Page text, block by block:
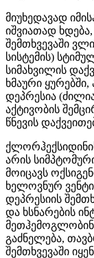
მიუხედავად
იშვიათად
შემთხვევაში
სისტემის)
სიმახვილის
ხმაური
დეპრესია
აქტივობის
წნევის
არის
მოიცავს
ხელოვნურ
დეპრესიის
და ხსნარების
გაძნელება,
შემთხვევაში